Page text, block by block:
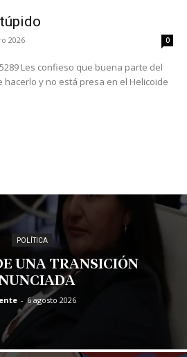
2026 0
Les confieso que buena parte del
y no está presa en el Helicoide
POLÍTICA
UNA TRANSICIÓN
- 6 agosto 2026